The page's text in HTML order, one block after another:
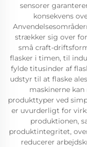
sensorer
konsekvens
strækker sig over
små craft-
flasker i timen, til
fylde titusinder af
udstyr til at flaske
maskinerne
produkttyper ved
er uvurderligt for
produktionen,
produktintegritet,
reducerer